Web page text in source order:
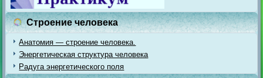
Строение человека
Анатомия — строение человека.
Энергетическая структура человека
Радуга энергетического поля